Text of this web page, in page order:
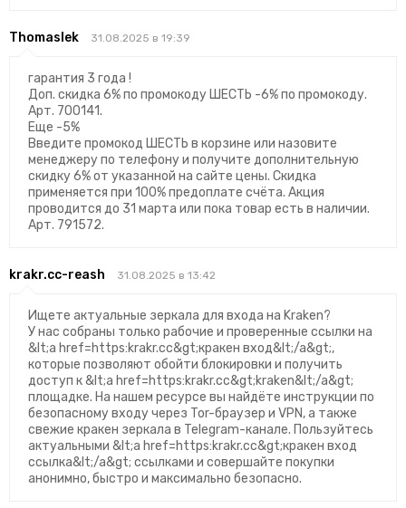
Thomaslek 31.08.2025 в 19:39
гарантия 3 года !
Доп. скидка 6% по промокоду ШЕСТЬ -6% по промокоду.
Арт. 700141.
Еще -5%
Введите промокод ШЕСТЬ в корзине или назовите
менеджеру по телефону и получите дополнительную
скидку 6% от указанной на сайте цены. Скидка
применяется при 100% предоплате счёта. Акция
проводится до 31 марта или пока товар есть в наличии.
Арт. 791572.
krakr.cc-reash 31.08.2025 в 13:42
Ищете актуальные зеркала для входа на Kraken?
У нас собраны только рабочие и проверенные ссылки на
&lt;a href=https:krakr.cc&gt;кракен вход&lt;/a&gt;,
которые позволяют обойти блокировки и получить
доступ к &lt;a href=https:krakr.cc&gt;kraken&lt;/a&gt;
площадке. На нашем ресурсе вы найдёте инструкции по
безопасному входу через Tor-браузер и VPN, а также
свежие кракен зеркала в Telegram-канале. Пользуйтесь
актуальными &lt;a href=https:krakr.cc&gt;кракен вход
ссылка&lt;/a&gt; ссылками и совершайте покупки
анонимно, быстро и максимально безопасно.